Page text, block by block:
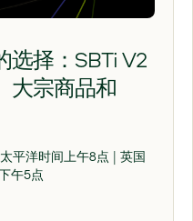
选择：SBTi V2
大宗商品和
平洋时间上午8点 | 英国
午5点